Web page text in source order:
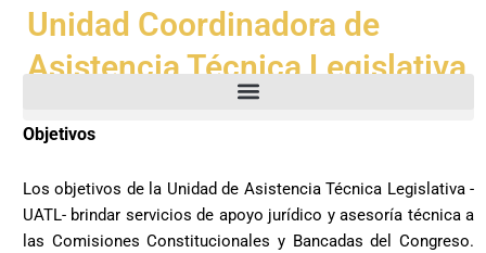
Unidad Coordinadora de
Asistencia Técnica Legislativa
Objetivos
Los objetivos de la Unidad de Asistencia Técnica Legislativa -
UATL- brindar servicios de apoyo jurídico y asesoría técnica a
las Comisiones Constitucionales y Bancadas del Congreso.